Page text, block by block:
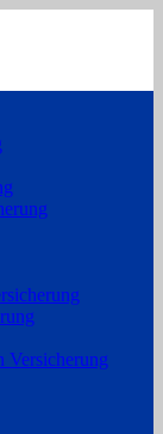
Versicherung